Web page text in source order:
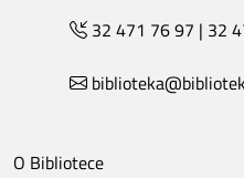
32 471 76 97 | 32
O Bibliotece